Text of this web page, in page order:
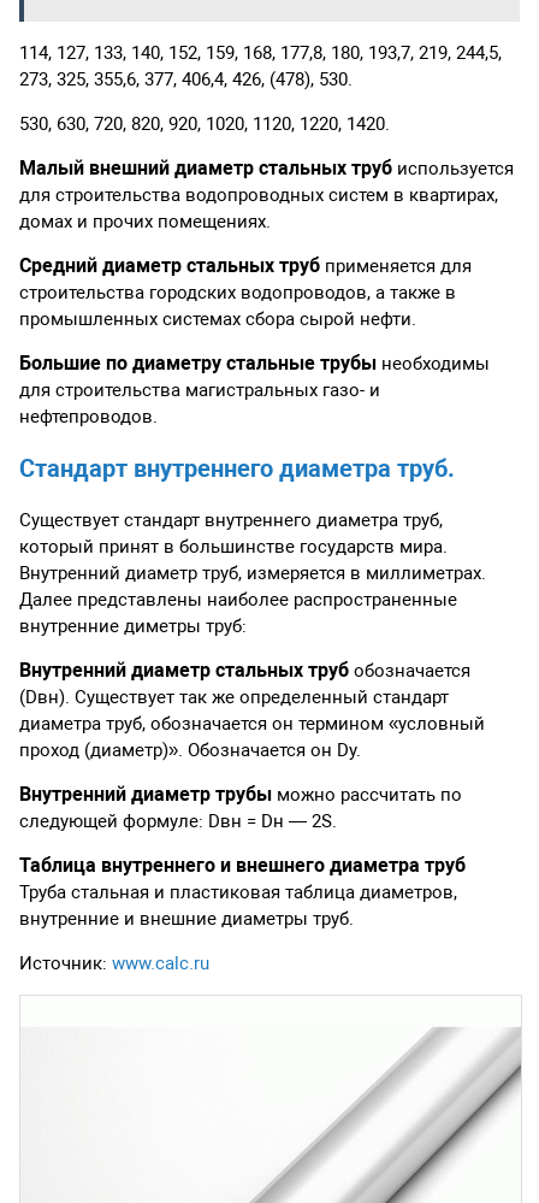
114, 127, 133, 140, 152, 159, 168, 177,8, 180, 193,7, 219, 244,5,
273, 325, 355,6, 377, 406,4, 426, (478), 530.
530, 630, 720, 820, 920, 1020, 1120, 1220, 1420.
Малый внешний диаметр стальных труб используется
для строительства водопроводных систем в квартирах,
домах и прочих помещениях.
Средний диаметр стальных труб применяется для
строительства городских водопроводов, а также в
промышленных системах сбора сырой нефти.
Большие по диаметру стальные трубы необходимы
для строительства магистральных газо- и
нефтепроводов.
Стандарт внутреннего диаметра труб.
Существует стандарт внутреннего диаметра труб,
который принят в большинстве государств мира.
Внутренний диаметр труб, измеряется в миллиметрах.
Далее представлены наиболее распространенные
внутренние диметры труб:
Внутренний диаметр стальных труб обозначается
(Dвн). Существует так же определенный стандарт
диаметра труб, обозначается он термином «условный
проход (диаметр)». Обозначается он Dу.
Внутренний диаметр трубы можно рассчитать по
следующей формуле: Dвн = Dн — 2S.
Таблица внутреннего и внешнего диаметра труб
Труба стальная и пластиковая таблица диаметров,
внутренние и внешние диаметры труб.
Источник: www.calc.ru